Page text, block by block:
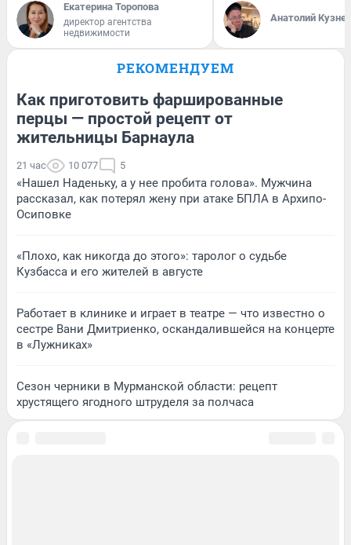
Екатерина Торопова
директор агентства
недвижимости
Анатолий
РЕКОМЕНДУЕМ
Как приготовить фаршированные
перцы — простой рецепт от
жительницы Барнаула
21 час 10 077 5
«Нашел Наденьку, а у нее пробита голова». Мужчина
рассказал, как потерял жену при атаке БПЛА в Архипо-
Осиповке
«Плохо, как никогда до этого»: таролог о судьбе
Кузбасса и его жителей в августе
Работает в клинике и играет в театре — что известно о
сестре Вани Дмитриенко, оскандалившейся на концерте
в «Лужниках»
Сезон черники в Мурманской области: рецепт
хрустящего ягодного штруделя за полчаса